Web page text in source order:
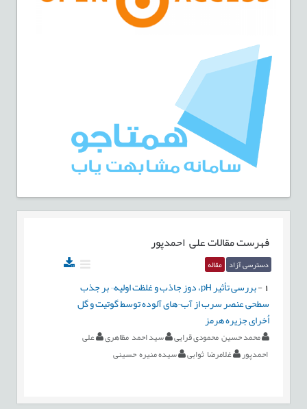
فهرست مقالاتعلی احمدپور
دسترسی آزاد مقاله
-
بررسی تأثیر pH، دوز جاذب و غلظت اولیه¬ بر جذب
سطحی عنصر سرب از آب¬های آلوده توسط گوتیت و گل
اُخرای جزیره هرمز
محمد حسین محمودی قرایی سید احمد مظاهری
علی
احمدپور
غلامرضا ثوابی سیده منیره حسینی